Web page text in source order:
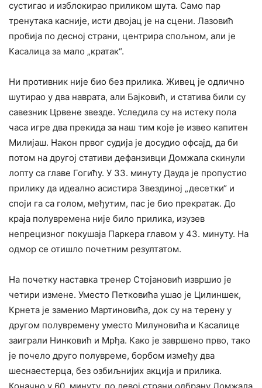
сустигао и изблокирао приликом шута. Само пар
тренутака касније, исти двојац је на сцени. Лазовић
пробија по десној страни, центрира спољном, али је
Касалица за мало „кратак“.
Ни противник није био без прилика. Живец је одлично
шутирао у два наврата, али Бајковић, и статива били су
савезник Црвене звезде. Уследила су на истеку пола
часа игре два прекида за наш тим које је извео капитен
Милијаш. Након првог судија је досудио офсајд, да би
потом на другој стативи дефанзивци Домжала скинули
лопту са главе Гогићу. У 33. минуту Дауда је пропустио
прилику да идеално асистира Звездиној „десетки“ и
споји га са голом, међутим, пас је био прекратак. До
краја полувремена није било прилика, изузев
непрецизног покушаја Паркера главом у 43. минуту. На
одмор се отишло почетним резултатом.
На почетку наставка тренер Стојановић извршио је
четири измене. Уместо Петковића ушао је Цилиншек,
Крнета је заменио Мартиновића, док су на терену у
другом полувремену уместо Милуновића и Касалице
заиграли Нинковић и Мрђа. Како је завршено прво, тако
је почело друго полувреме, борбом између два
шеснаестерца, без озбиљнијих акција и прилика.